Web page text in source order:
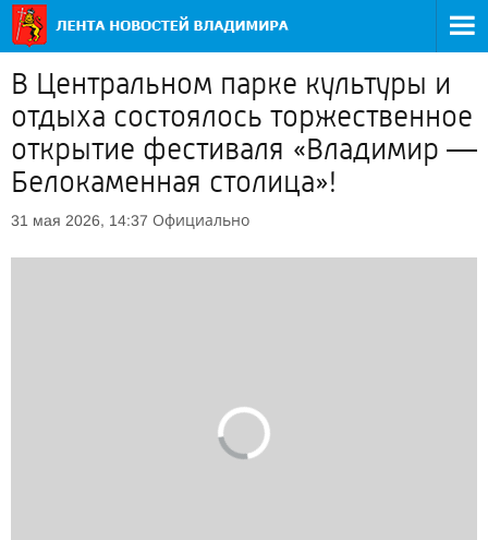
В Центральном парке культуры и
отдыха состоялось торжественное
открытие фестиваля «Владимир —
Белокаменная столица»!
31 мая 2026, 14:37 Официально